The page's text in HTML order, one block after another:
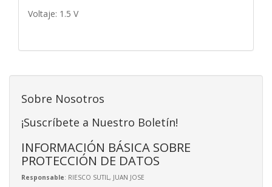
Voltaje: 1.5 V
Sobre Nosotros
¡Suscríbete a Nuestro Boletín!
INFORMACIÓN BÁSICA SOBRE
PROTECCIÓN DE DATOS
Responsable: RIESCO SUTIL, JUAN JOSE